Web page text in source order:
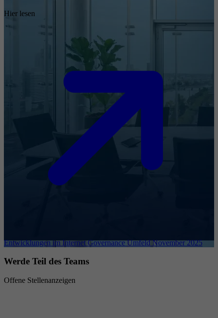
Hier lesen
Entwicklungen im Internet Governance Umfeld November 2025
Werde Teil des Teams
Offene Stellenanzeigen